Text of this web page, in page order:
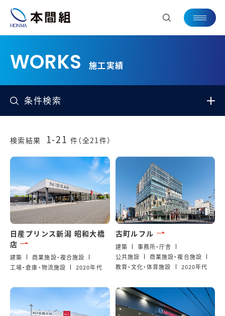
施工実績
条件検索
検索結果 1-21 件（全21件）
日産プリンス新潟 昭和大橋
店
建築
商業施設・複合施設
工場・倉庫・物流施設
2020年代
古町ルフル
建築
事務所・庁舎
公共施設
商業施設・複合施設
教育・文化・体育施設
2020年代